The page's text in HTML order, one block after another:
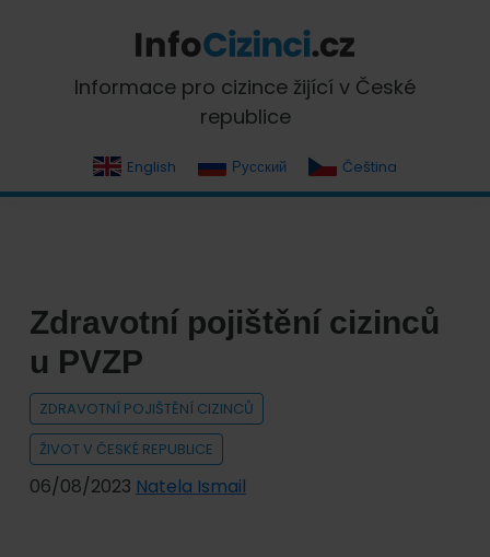
primary
navigation
content
primaryInfoCizinci.cz
Informace pro cizince žijící v České
republice
English Русский Čeština
Zdravotní pojištění cizinců
u PVZP
ZDRAVOTNÍ POJIŠTĚNÍ CIZINCŮ
ŽIVOT V ČESKÉ REPUBLICE
06/08/2023 Natela Ismail